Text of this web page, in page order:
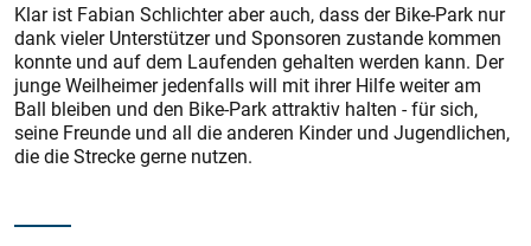
Klar ist Fabian Schlichter aber auch, dass der Bike-Park nur
dank vieler Unterstützer und Sponsoren zustande kommen
konnte und auf dem Laufenden gehalten werden kann. Der
junge Weilheimer jedenfalls will mit ihrer Hilfe weiter am
Ball bleiben und den Bike-Park attraktiv halten - für sich,
seine Freunde und all die anderen Kinder und Jugendlichen,
die die Strecke gerne nutzen.